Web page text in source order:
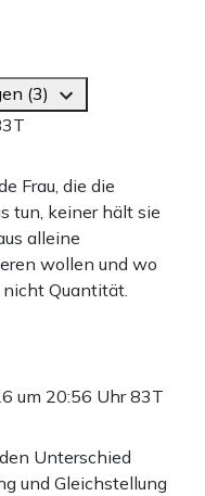
(3)
Frau, die die
tun, keiner hält sie
alleine
wollen und wo
Quantität.
um 20:56 Uhr83T
Unterschied
und Gleichstellung